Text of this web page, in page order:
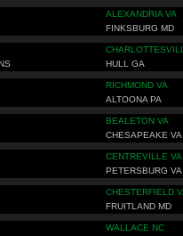
ALEXANDRIA VA
FINKSBURG MD
HULL GA
RICHMOND VA
ALTOONA PA
BEALETON VA
CHESAPEAKE VA
CENTREVILLE VA
PETERSBURG VA
CHESTERFIELD
FRUITLAND MD
WALLACE NC